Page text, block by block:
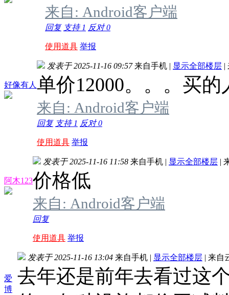
来自: Android客户端
回复 支持 1 反对0
使用道具 举报
好像有人
发表于 2025-11-16 09:57 来自手机 | 显示全部楼层 |
单价12000。。。买
来自: Android客户端
回复 支持 1 反对0
使用道具 举报
阿木123
发表于 2025-11-16 11:58 来自手机 | 显示全部楼层 |
价格低
来自: Android客户端
回复
使用道具 举报
爱
博
发表于 2025-11-16 13:04 来自手机 | 显示全部楼层 | 来自
去年还是前年去看过这